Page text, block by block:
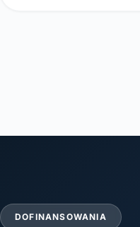
DOFINANSOWANIA